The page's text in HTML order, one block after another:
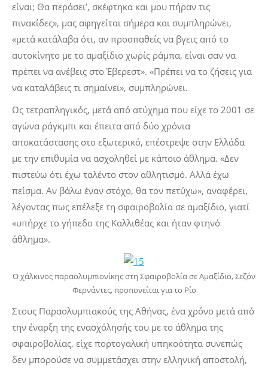
είναι; Θα περάσει’, σκέφτηκα και μου πήραν τις
πινακίδες», μας αφηγείται σήμερα και συμπληρώνει,
«μετά κατάλαβα ότι, αν προσπαθείς να βγεις από το
αυτοκίνητο με το αμαξίδιο χωρίς ράμπα, είναι σαν να
πρέπει να ανέβεις στο Έβερεστ». «Πρέπει να το ζήσεις για
να καταλάβεις τι σημαίνει», συμπληρώνει.
Ως τετραπληγικός, μετά από ατύχημα που είχε το 2001 σε
αγώνα ράγκμπι και έπειτα από δύο χρόνια
αποκατάστασης στο εξωτερικό, επέστρεψε στην Ελλάδα
με την επιθυμία να ασχοληθεί με κάποιο άθλημα. «Δεν
πιστεύω ότι έχω ταλέντο στον αθλητισμό. Αλλά έχω
πείσμα. Αν βάλω έναν στόχο, θα τον πετύχω», αναφέρει,
λέγοντας πως επέλεξε τη σφαιροβολία σε αμαξίδιο, γιατί
«υπήρχε το γήπεδο της Καλλιθέας και ήταν φτηνό
άθλημα».
Ο χάλκινος παραολυμπιονίκης στη Σφαιροβολία σε Αμαξίδιο, Σεζόν
Φερνάντες, προπονείται για το Ρίο
Στους Παραολυμπιακούς της Αθήνας, ένα χρόνο μετά από
την έναρξη της ενασχόλησής του με το άθλημα της
σφαιροβολίας, είχε πορτογαλική υπηκοότητα συνεπώς
δεν μπορούσε να συμμετάσχει στην ελληνική αποστολή,